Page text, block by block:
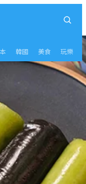
韓國 美食 玩樂